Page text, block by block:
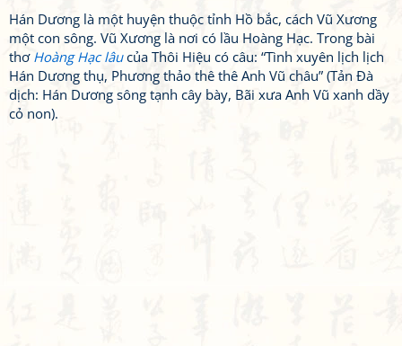
Hán Dương là một huyện thuộc tỉnh Hồ bắc, cách Vũ Xương
một con sông. Vũ Xương là nơi có lầu Hoàng Hạc. Trong bài
thơ Hoàng Hạc lâucủa Thôi Hiệu có câu: “Tình xuyên lịch lịch
Hán Dương thụ, Phương thảo thê thê Anh Vũ châu” (Tản Đà
dịch: Hán Dương sông tạnh cây bày, Bãi xưa Anh Vũ xanh dầy
cỏ non).